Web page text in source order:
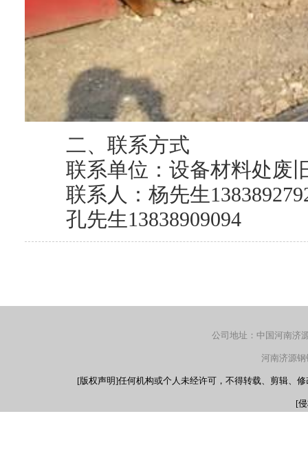
二、联系方式
联系单位：设备材料处废
联系人：杨先生
孔先生13838909094
公司地址：中国河南
河南济源
[版权声明]任何机构或个人未经许可，不得转载、剪辑、
[